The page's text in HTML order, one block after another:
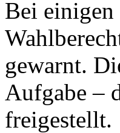
Bei einigen
gewarnt.
Aufgabe –
freigestellt.